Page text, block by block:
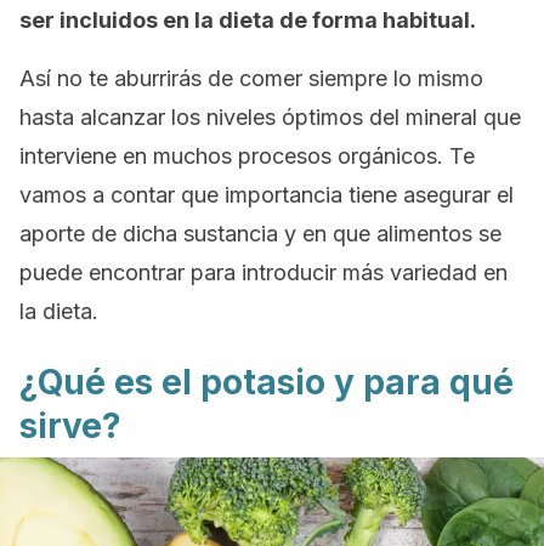
ser incluidos en la dieta de forma habitual.
Así no te aburrirás de comer siempre lo mismo
hasta alcanzar los niveles óptimos del mineral que
interviene en muchos procesos orgánicos. Te
vamos a contar que importancia tiene asegurar el
aporte de dicha sustancia y en que alimentos se
puede encontrar para introducir más variedad en
la dieta.
¿Qué es el potasio y para qué
sirve?